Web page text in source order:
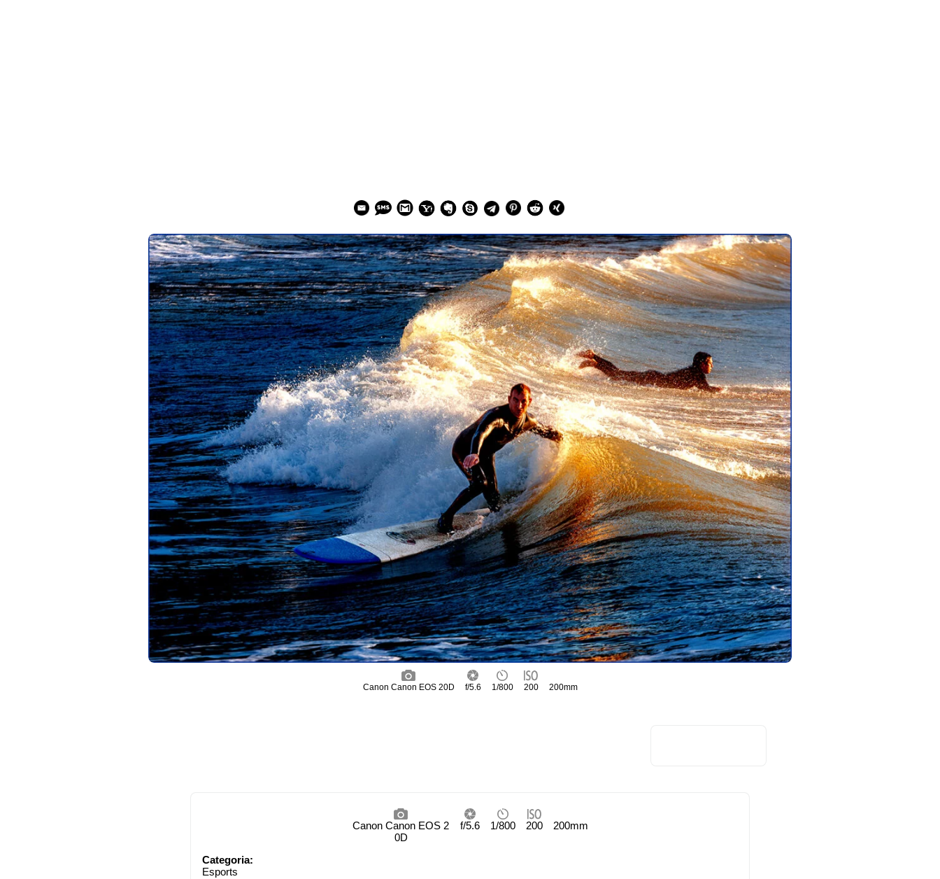
Canon Canon EOS 20D f/5.6 1/800 200 200mm
Canon Canon EOS 2
0D
f/5.6 1/800 200 200mm
Categoria:
Esports